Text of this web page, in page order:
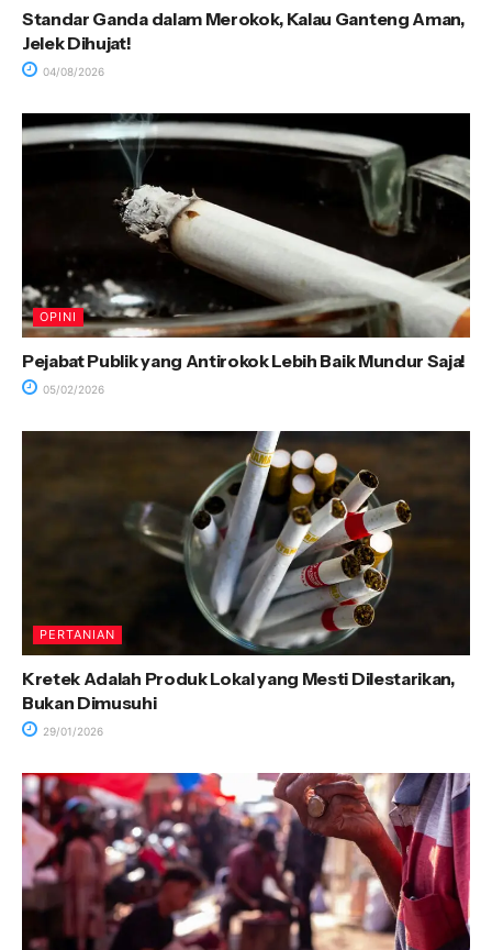
Standar Ganda dalam Merokok, Kalau Ganteng Aman,
Jelek Dihujat!
04/08/2026
OPINI
Pejabat Publik yang Antirokok Lebih Baik Mundur Saja!
05/02/2026
PERTANIAN
Kretek Adalah Produk Lokal yang Mesti Dilestarikan,
Bukan Dimusuhi
29/01/2026